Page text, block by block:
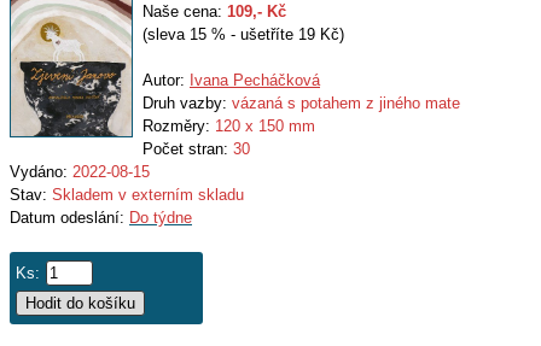
Naše cena: 109,- Kč
(sleva 15 % - ušetříte 19 Kč)
Autor: Ivana Pecháčková
Druh vazby: vázaná s potahem z jiného mate
Rozměry: 120 x 150 mm
Počet stran: 30
Vydáno: 2022-08-15
Stav: Skladem v externím skladu
Datum odeslání: Do týdne
Ks: